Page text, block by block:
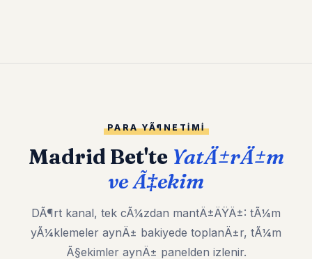
PARA YÃ¶NETIMI
Madrid Bet'te YatÄ±rÄ±m
ve Ã‡ekim
DÃ¶rt kanal, tek cÃ¼zdan mantÄ±ÄŸÄ±: tÃ¼m
yÃ¼klemeler aynÄ± bakiyede toplanÄ±r, tÃ¼m
Ã§ekimler aynÄ± panelden izlenir.